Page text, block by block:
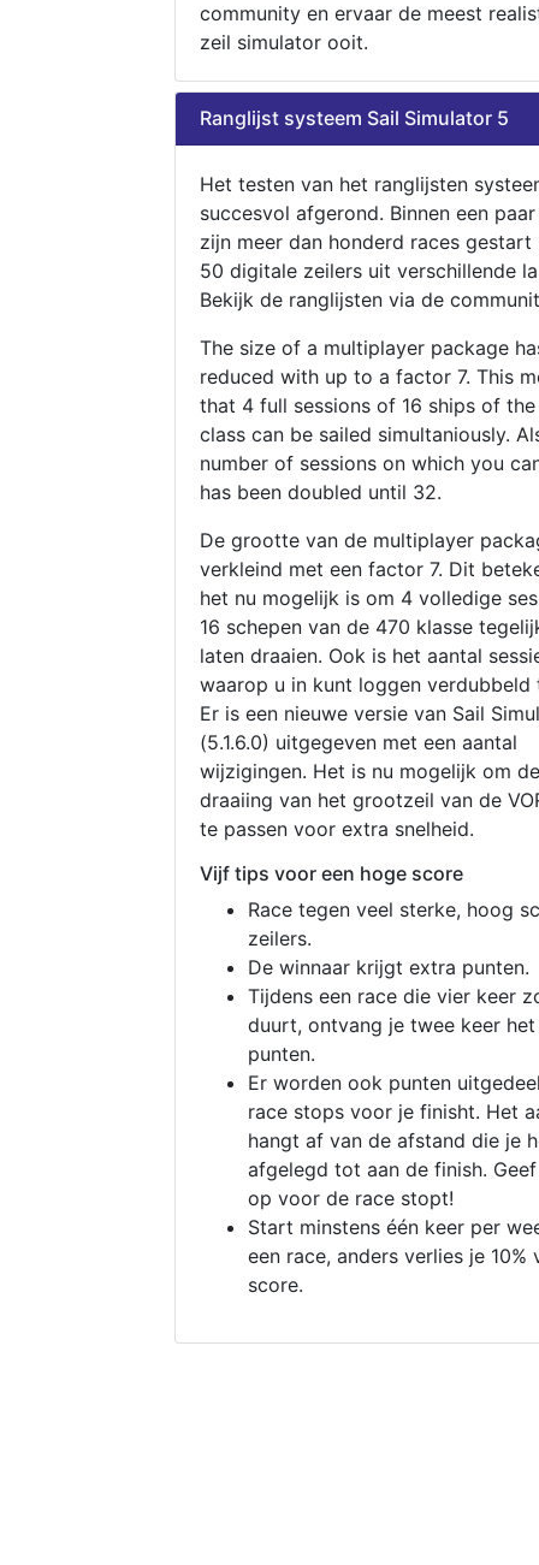
community en ervaar de meest
zeil simulator ooit.
Ranglijst systeem Sail Simulator 5
Het testen van het ranglijsten
succesvol afgerond. Binnen een
zijn meer dan honderd races gestart
50 digitale zeilers uit verschillende
Bekijk de ranglijsten via de
The size of a multiplayer package
reduced with up to a factor 7. This
that 4 full sessions of 16 ships of
class can be sailed simultaniously.
number of sessions on which you
has been doubled until 32.
De grootte van de multiplayer
verkleind met een factor 7. Dit
het nu mogelijk is om 4 volledige
16 schepen van de 470 klasse
laten draaien. Ook is het aantal
waarop u in kunt loggen verdubbeld
Er is een nieuwe versie van Sail
(5.1.6.0) uitgegeven met een aantal
wijzigingen. Het is nu mogelijk om de
draaiing van het grootzeil van de
te passen voor extra snelheid.
Vijf tips voor een hoge score
Race tegen veel sterke, hoog
zeilers.
De winnaar krijgt extra punten.
Tijdens een race die vier keer
duurt, ontvang je twee keer
punten.
Er worden ook punten
race stops voor je finisht. Het
hangt af van de afstand die je
afgelegd tot aan de finish.
op voor de race stopt!
Start minstens één keer per
een race, anders verlies je 10%
score.